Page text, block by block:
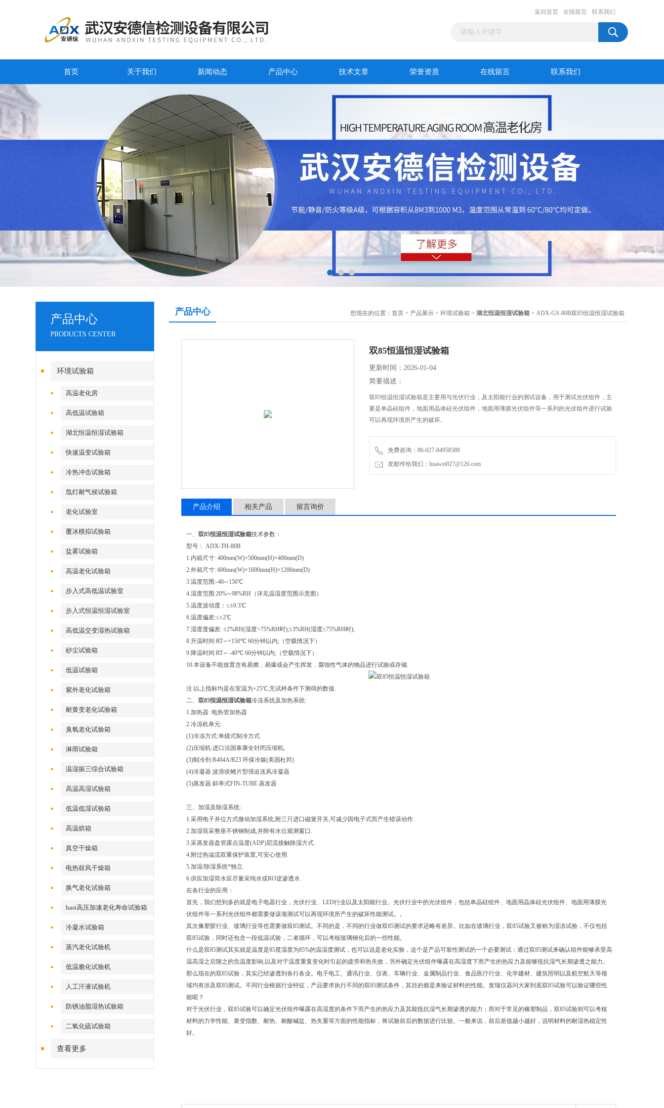
返回首页 在线留言 联系我们
首页 关于我们 新闻动态 产品中心 技术文章 荣誉资质 在线留言 联系我们
产品中心
PRODUCTS CENTER
环境试验箱
高温老化房
高低温试验箱
湖北恒温恒湿试验箱
快速温变试验箱
冷热冲击试验箱
氙灯耐气候试验箱
老化试验室
覆冰模拟试验箱
盐雾试验箱
高温老化试验箱
步入式高低温试验室
步入式恒温恒湿试验室
高低温交变湿热试验箱
砂尘试验箱
低温试验箱
紫外老化试验箱
耐黄变老化试验箱
臭氧老化试验箱
淋雨试验箱
温湿振三综合试验箱
高温高湿试验箱
低温低湿试验箱
高温烘箱
真空干燥箱
电热鼓风干燥箱
换气老化试验箱
hast高压加速老化寿命试验箱
冷凝水试验箱
蒸汽老化试验机
低温脆化试验机
人工汗液试验机
防锈油脂湿热试验箱
二氧化硫试验箱
查看更多
产品中心 您现在的位置： 首页 > 产品展示 > 环境试验箱 > 湖北恒温恒湿试验箱 > ADX-GS-80B双85恒温恒湿试验箱
双85恒温恒湿试验箱
更新时间：2026-01-04
简要描述：
双85恒温恒湿试验箱是主要用与光伏行业，及太阳能行业的测试设备，用于测试光伏组件，主
要是单晶硅组件，地面用晶体硅光伏组件，地面用薄膜光伏组件等一系列的光伏组件进行试验
可以再现环境所产生的破坏。
免费咨询：86-027-84958588
发邮件给我们：huawei027@126.com
产品介绍 相关产品 留言询价
一、 双85恒温恒湿试验箱技术参数：
型号： ADX-TH-80B
1.内箱尺寸: 400mm(W)×500mm(H)×400mm(D)
2.外箱尺寸: 600mm(W)×1600mm(H)×1200mm(D)
3.温度范围:-40∽150℃
4.湿度范围:20%∽98%RH（详见温湿度范围示意图）
5.温度波动度：≤±0.3℃
6.温度偏差:≤±2℃
7.湿度度偏差: ±2%RH(湿度>75%RH时);±3%RH(湿度≤75%RH时);
8.升温时间:RT∽+150℃ 60分钟以内;（空载情况下）
9.降温时间:RT∽ -40℃ 60分钟以内;（空载情况下）
10.本设备不能放置含有易燃﹑易爆或会产生挥发﹑腐蚀性气体的物品进行试验或存储.
注:以上指标均是在室温为+25℃,无试样条件下测得的数值.
二、 双85恒温恒湿试验箱冷冻系统及加热系统:
1.加热器: 电热管加热器
2.冷冻机单元:
(1)冷冻方式:单级式制冷方式
(2)压缩机:进口法国泰康全封闭压缩机,
(3)制冷剂:R404A/R23 环保冷媒(美国杜邦)
(4)冷凝器:波浪状鳍片型强迫送风冷凝器
(5)蒸发器:斜率式FIN-TUBE 蒸发器
三、加湿及除湿系统:
1.采用电子并位方式微动加湿系统,附三只进口磁簧开关,可减少因电子式而产生错误动作.
2.加湿筒采整座不锈钢制成,并附有水位观测窗口.
3.采蒸发器盘管露点温度(ADP)层流接触除湿方式.
4.附过热溢流双重保护装置,可安心使用.
5.加湿/除湿系统*独立.
6.供应加湿筒水应尽量采纯水或RO逆渗透水.
在各行业的应用：
首先，我们想到多的就是电子电器行业，光伏行业、LED行业以及太阳能行业。光伏行业中的光伏组件，包括单晶硅组件、地面用晶体硅光伏组件、地面用薄膜光
伏组件等一系列光伏组件都需要做该项测试可以再现环境所产生的破坏性能测试。。
其次像塑胶行业、玻璃行业等也需要做双85测试。不同的是，不同的行业做双85测试的要求还略有差异。比如在玻璃行业，双85试验又被称为湿冻试验，不仅包括
双85试验，同时还包含一段低温试验，二者循环，可以考核玻璃钢化后的一些性能。
什么是双85测试其实就是温度是85度湿度为85%的温湿度测试，也可以说是老化实验，这个是产品可靠性测试的一个必要测试：通过双85测试来确认组件能够承受高
温高湿之后随之的负温度影响,以及对于温度重复变化时引起的疲劳和热失效，另外确定光伏组件曝露在高湿度下而产生的热应力及能够抵抗湿气长期渗透之能力。
那么现在的双85试验，其实已经渗透到各行各业。电子电工、通讯行业、仪表、车辆行业、金属制品行业、食品医疗行业、化学建材、建筑照明以及航空航天等领
域均有涉及双85测试。不同行业根据行业特征，产品要求执行不同的双85测试条件，其目的都是来验证材料的性能。发瑞仪器问大家到底双85试验可以验证哪些性
能呢？
对于光伏行业，双85试验可以确定光伏组件曝露在高湿度的条件下而产生的热应力及其能抵抗湿气长期渗透的能力；而对于常见的橡塑制品，双85试验则可以考核
材料的力学性能、黄变指数、耐热、耐酸碱盐、热失重等方面的性能指标，将试验前后的数据进行比较。一般来说，前后差值越小越好，说明材料的耐湿热稳定性
好。